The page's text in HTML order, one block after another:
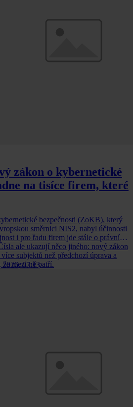
zákon o kybernetické
na tisíce firem, které
bezpečnosti (ZoKB), který
směrnici NIS2, nabyl účinnosti
i pro řadu firem jde stále o právní
ale ukazují něco jiného: nový zákon
subjektů než předchozí úprava a
mezi ně patří.
2026, 07:13